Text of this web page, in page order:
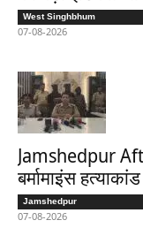
West Singhbhum
07-08-2026
Jamshedpur
बर्मामाइंस
Jamshedpur
07-08-2026